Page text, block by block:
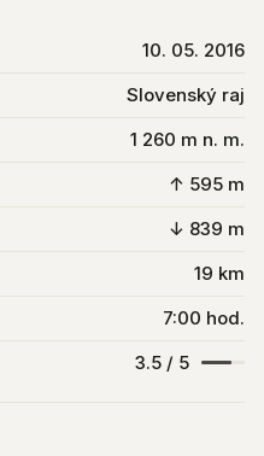
10. 05. 2016
Slovenský raj
1 260 m n. m.
↑ 595 m
↓ 839 m
19 km
7:00 hod.
3.5 / 5